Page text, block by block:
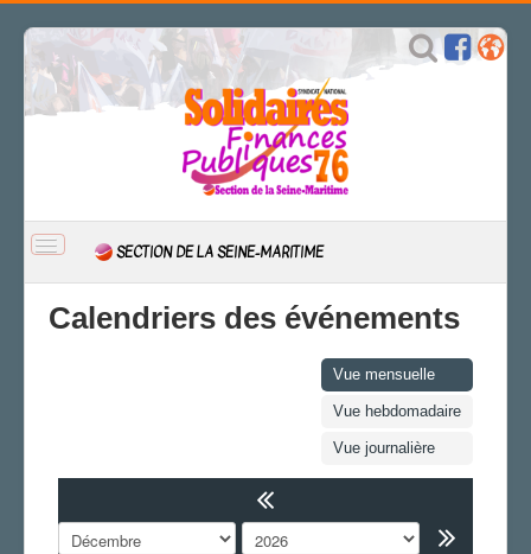
BASCULER
NAVIGATION
SECTION DE LA SEINE-MARITIME
LA SECTION
Calendriers des événements
Vue mensuelle
Vue hebdomadaire
Vue journalière